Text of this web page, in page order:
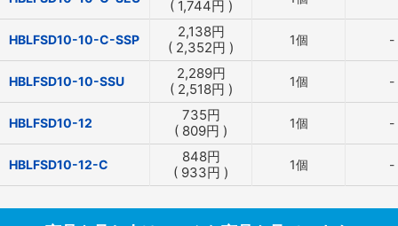
( 1,744円 )
HBLFSD10-10-C-SSP 2,138円
( 2,352円 ) 1個 -
HBLFSD10-10-SSU 2,289円
( 2,518円 ) 1個 -
HBLFSD10-12 735円
( 809円 ) 1個 -
HBLFSD10-12-C 848円
( 933円 ) 1個 -